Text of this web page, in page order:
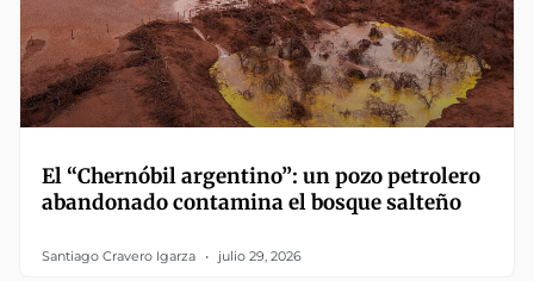
El “Chernóbil argentino”: un pozo petrolero
abandonado contamina el bosque salteño
Santiago Cravero Igarza julio 29, 2026